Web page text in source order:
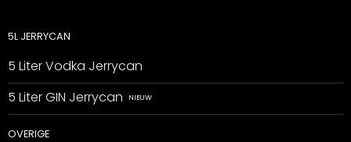
5L JERRYCAN
5 Liter Vodka Jerrycan
5 Liter GIN Jerrycan
OVERIGE